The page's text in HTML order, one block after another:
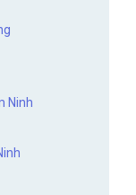
Ninh